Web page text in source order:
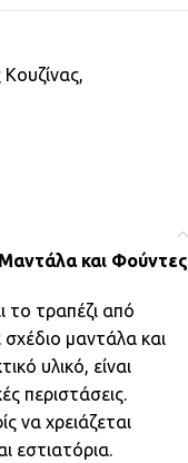
Κουζίνας,
και Φούντες
το τραπέζι από
μαντάλα και
υλικό, είναι
περιστάσεις.
να χρειάζεται
εστιατόρια.